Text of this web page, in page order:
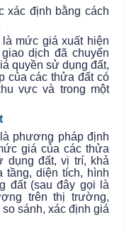
xác định bằng cách
mức giá xuất hiện
dịch đã chuyển
quyền sử dụng đất,
của các thửađấtcó
vực và trong một
phương pháp định
giá của các thửa
dụng đất, vị trí, khả
tầng, diện tích, hình
đất (sau đây gọi là
trên thị trường,
so sánh, xác định giá